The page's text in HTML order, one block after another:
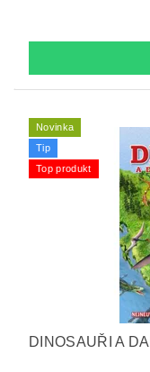
Novinka
Tip
Top produkt
DINOSAUŘI A